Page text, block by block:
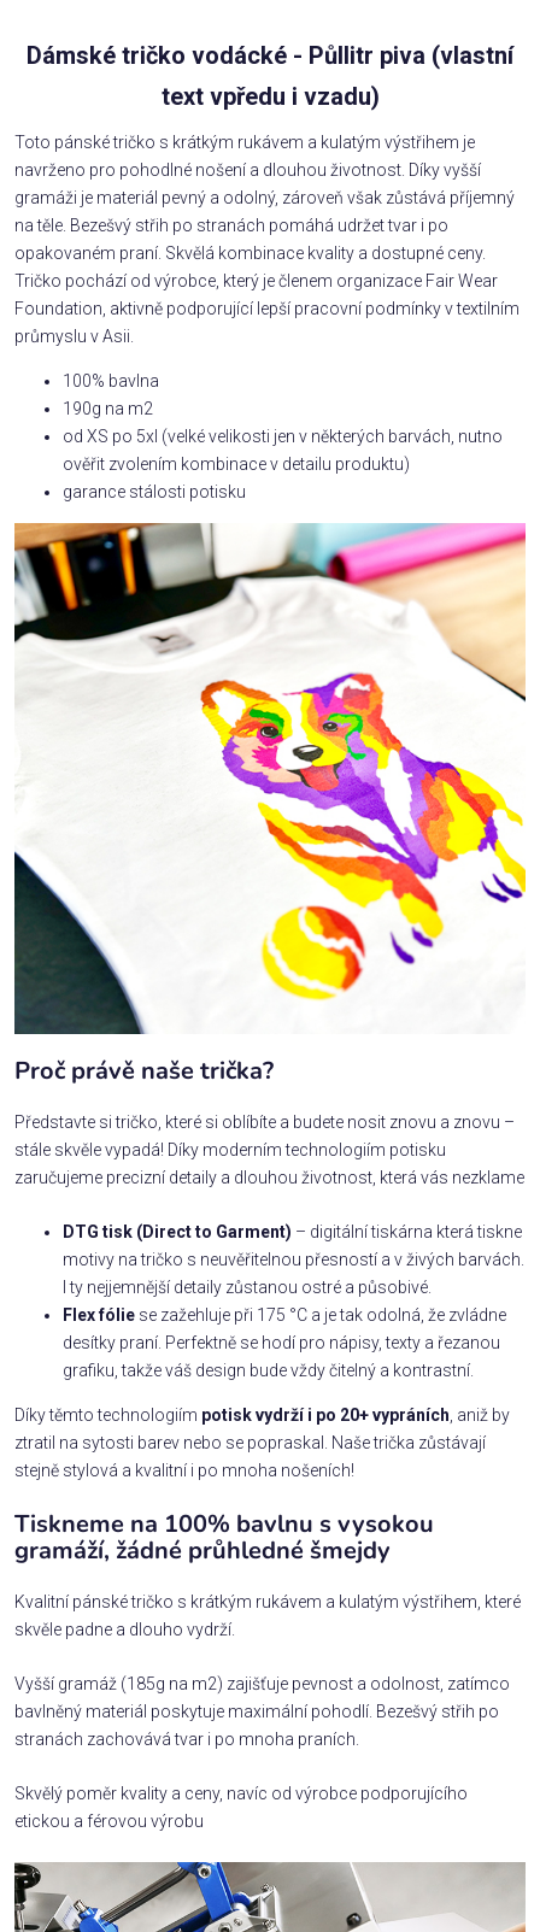
Dámské tričko vodácké - Půllitr piva (vlastní
text vpředu i vzadu)
Toto pánské tričko s krátkým rukávem a kulatým výstřihem je
navrženo pro pohodlné nošení a dlouhou životnost. Díky vyšší
gramáži je materiál pevný a odolný, zároveň však zůstává příjemný
na těle. Bezešvý střih po stranách pomáhá udržet tvar i po
opakovaném praní. Skvělá kombinace kvality a dostupné ceny.
Tričko pochází od výrobce, který je členem organizace Fair Wear
Foundation, aktivně podporující lepší pracovní podmínky v textilním
průmyslu v Asii.
100% bavlna
190g na m2
od XS po 5xl (velké velikosti jen v některých barvách, nutno
ověřit zvolením kombinace v detailu produktu)
garance stálosti potisku
Proč právě naše trička?
Představte si tričko, které si oblíbíte a budete nosit znovu a znovu –
stále skvěle vypadá! Díky moderním technologiím potisku
zaručujeme precizní detaily a dlouhou životnost, která vás nezklame
DTG tisk (Direct to Garment) – digitální tiskárna která tiskne
motivy na tričko s neuvěřitelnou přesností a v živých barvách.
I ty nejjemnější detaily zůstanou ostré a působivé.
Flex fólie se zažehluje při 175 °C a je tak odolná, že zvládne
desítky praní. Perfektně se hodí pro nápisy, texty a řezanou
grafiku, takže váš design bude vždy čitelný a kontrastní.
Díky těmto technologiím potisk vydrží i po 20+ vypráních , aniž by
ztratil na sytosti barev nebo se popraskal. Naše trička zůstávají
stejně stylová a kvalitní i po mnoha nošeních!
Tiskneme na 100% bavlnu s vysokou
gramáží, žádné průhledné šmejdy
Kvalitní pánské tričko s krátkým rukávem a kulatým výstřihem, které
skvěle padne a dlouho vydrží.
Vyšší gramáž (185g na m2) zajišťuje pevnost a odolnost, zatímco
bavlněný materiál poskytuje maximální pohodlí. Bezešvý střih po
stranách zachovává tvar i po mnoha praních.
Skvělý poměr kvality a ceny, navíc od výrobce podporujícího
etickou a férovou výrobu